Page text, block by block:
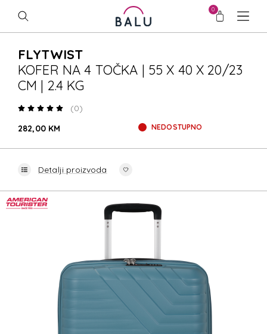
0
FLYTWIST
KOFER NA 4 TOČKA | 55 X 40 X 20/23
CM | 2.4 KG
(0)
282,00 KM
NEDOSTUPNO
Detalji proizvoda